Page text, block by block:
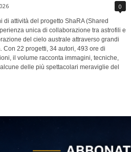
0
attività del progetto ShaRA (Shared
unica di collaborazione tra astrofili e
del cielo australe attraverso grandi
22 progetti, 34 autori, 493 ore di
il volume racconta immagini, tecniche,
delle più spettacolari meraviglie del